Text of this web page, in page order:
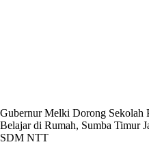
Gubernur Melki Dorong Sekolah
Belajar di Rumah, Sumba Timur
SDM NTT